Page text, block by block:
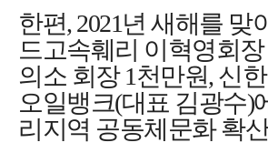
한편, 2021년 새해를 맞
드고속훼리 이혁영회장
의소 회장1천만원,신
오일뱅크(대표 김광수)
리지역 공동체문화 확